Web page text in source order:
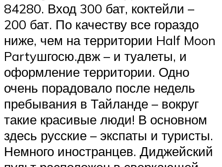
84280. Вход 300 бат, коктейли –
200 бат. По качеству все гораздо
ниже, чем на территории Half Moon
Partyшгосю.двж – и туалеты, и
оформление территории. Одно
очень порадовало после недель
пребывания в Тайланде – вокруг
такие красивые люди! В основном
здесь русские – экспаты и туристы.
Немного иностранцев. Диджейский